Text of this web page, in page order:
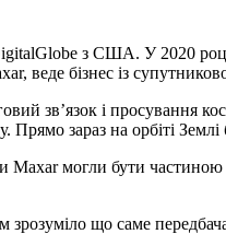
з США. У 2020
веде бізнес із
зв’язок і просування
зараз на орбіті Землі
Maxar могли бути
зрозуміло що саме